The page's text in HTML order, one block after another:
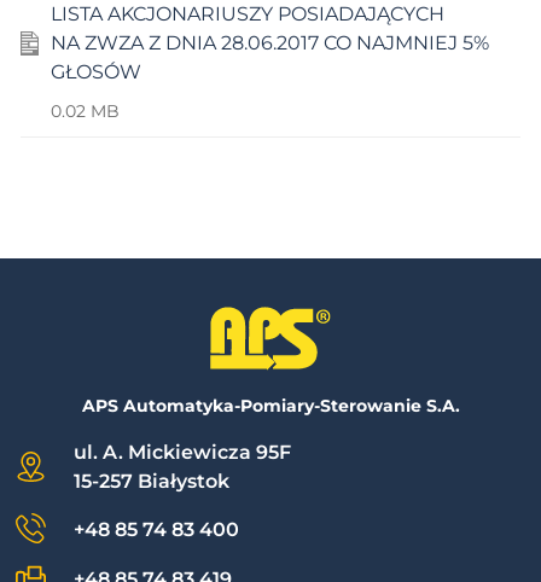
LISTA AKCJONARIUSZY POSIADAJĄCYCH
NA ZWZA Z DNIA 28.06.2017 CO NAJMNIEJ 5%
GŁOSÓW
0.02 MB
APS Automatyka-Pomiary-Sterowanie S.A.
ul. A. Mickiewicza 95F
15-257 Białystok
+48 85 74 83 400